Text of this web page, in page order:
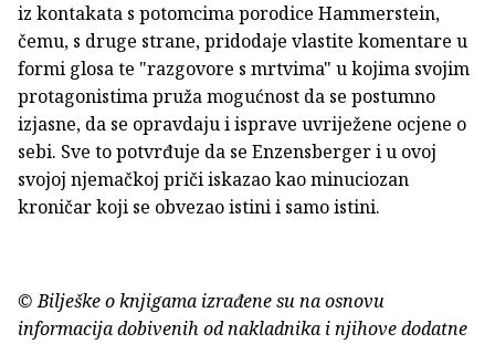
iz kontakata s potomcima porodice Hammerstein,
čemu, s druge strane, pridodaje vlastite komentare u
formi glosa te "razgovore s mrtvima" u kojima svojim
protagonistima pruža mogućnost da se postumno
izjasne, da se opravdaju i isprave uvriježene ocjene o
sebi. Sve to potvrđuje da se Enzensberger i u ovoj
svojoj njemačkoj priči iskazao kao minuciozan
kroničar koji se obvezao istini i samo istini.
© Bilješke o knjigama izrađene su na osnovu
informacija dobivenih od nakladnika i njihove dodatne